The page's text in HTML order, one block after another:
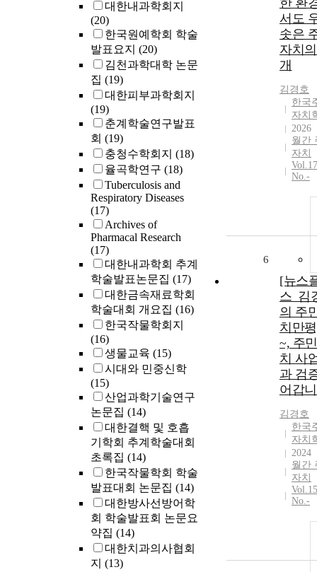
대한내과학회지
(20)
한국원예학회 학술
발표요지 (20)
김천과학대학 논문
집 (19)
대한피부과학회지
(19)
춘계학술연구발표
회 (19)
충청수학회지 (18)
율곡학연구 (18)
Tuberculosis and
Respiratory Diseases
(17)
Archives of
Pharmacal Research
(17)
대한내과학회 추계
학술발표논문집 (17)
대한금속재료학회
학술대회 개요집 (16)
한국작물학회지
(16)
생물교육 (15)
시대와 민중신학
(15)
산업과학기술연구
논문집 (14)
대한결핵 및 호흡
기학회 추계학술대회
초록집 (14)
한국작물학회 학술
발표대회 논문집 (14)
대한방사선방어학
회 학술발표회 논문요
약집 (14)
대한치과의사협회
지 (13)
한 환
서도
솟은
자치
개
김경호
한국
자치
2026
월간
자치
No.-
6
[뉴스
스_김
의 주
치만
~, 주
치 사
과 검
어갑
김경호
한국
자치
2024
월간
자치
No.-